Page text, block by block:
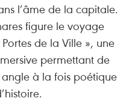
l’âme de la capitale.
figure le voyage
de la Ville », une
permettant de
à la fois poétique